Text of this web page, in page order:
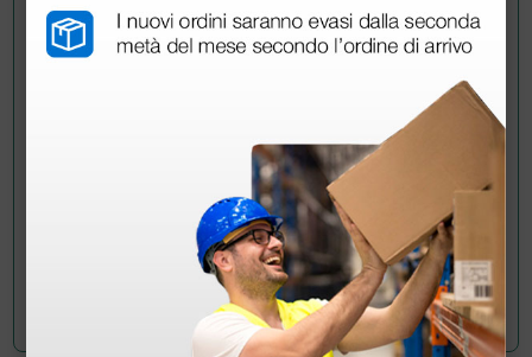
Hai ancora qualche dubbio? Vuoi ulteriori
informazioni?
Invia ora la tua domanda ai colleghi che hanno già
Invia la tua domanda